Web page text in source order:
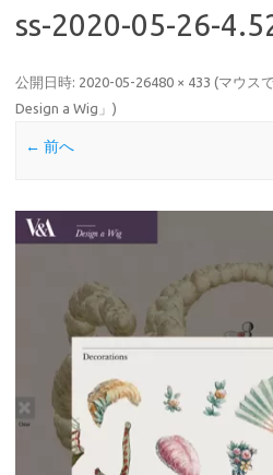
ss-2020-05-26-
公開日時: 2020-05-26480 × 433 (マウス
Design a Wig」 )
← 前へ